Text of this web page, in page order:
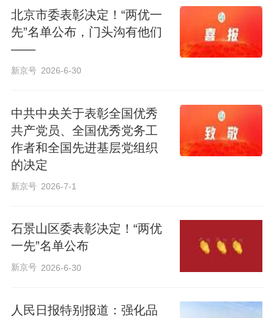
北京市委表彰决定！“两优一
先”名单公布，门头沟有他们
——
新京号 2026-6-30
中共中央关于表彰全国优秀
共产党员、全国优秀党务工
作者和全国先进基层党组织
的决定
新京号 2026-7-1
石景山区委表彰决定！“两优
一先”名单公布
新京号 2026-6-30
人民日报特别报道：强化品